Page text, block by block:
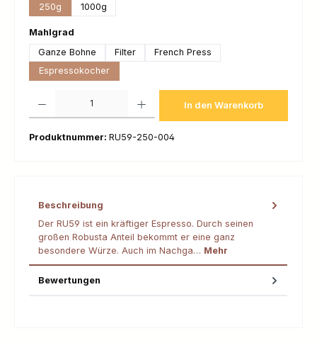
250g
1000g
Mahlgrad
Ganze Bohne
Filter
French Press
Espressokocher
In den Warenkorb
Produktnummer: RU59-250-004
Beschreibung
Der RU59 ist ein kräftiger Espresso. Durch seinen
großen Robusta Anteil bekommt er eine ganz
besondere Würze. Auch im Nachga… Mehr
Bewertungen